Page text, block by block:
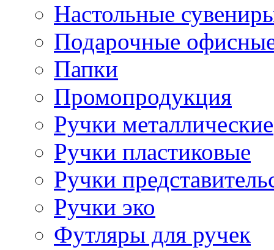
Настольные
Подарочные
Папки
Промопродукция
Ручки металлические
Ручки пластиковые
Ручки
Ручки эко
Футляры для ручек